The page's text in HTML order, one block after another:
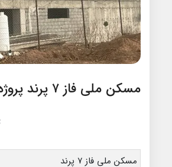
مسکن ملی فاز ۷ پرند پروژه مخروط سازه
مسکن ملی فاز ۷ پرند